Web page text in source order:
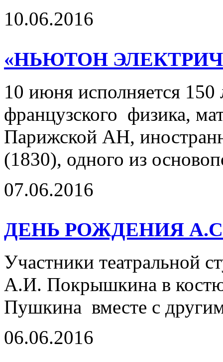
10.06.2016
«НЬЮТОН
10 июня исполняется
французского физика,
Парижской АН,
(1830), одного из
07.06.2016
ДЕНЬ РОЖДЕНИЯ
Участники театральной
А.И. Покрышкина в
Пушкина вместе с
06.06.2016